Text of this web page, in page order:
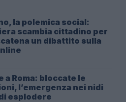
la polemica social:
scambia cittadino per
un dibattito sulla
a Roma: bloccate le
l’emergenza nei nidi
esplodere